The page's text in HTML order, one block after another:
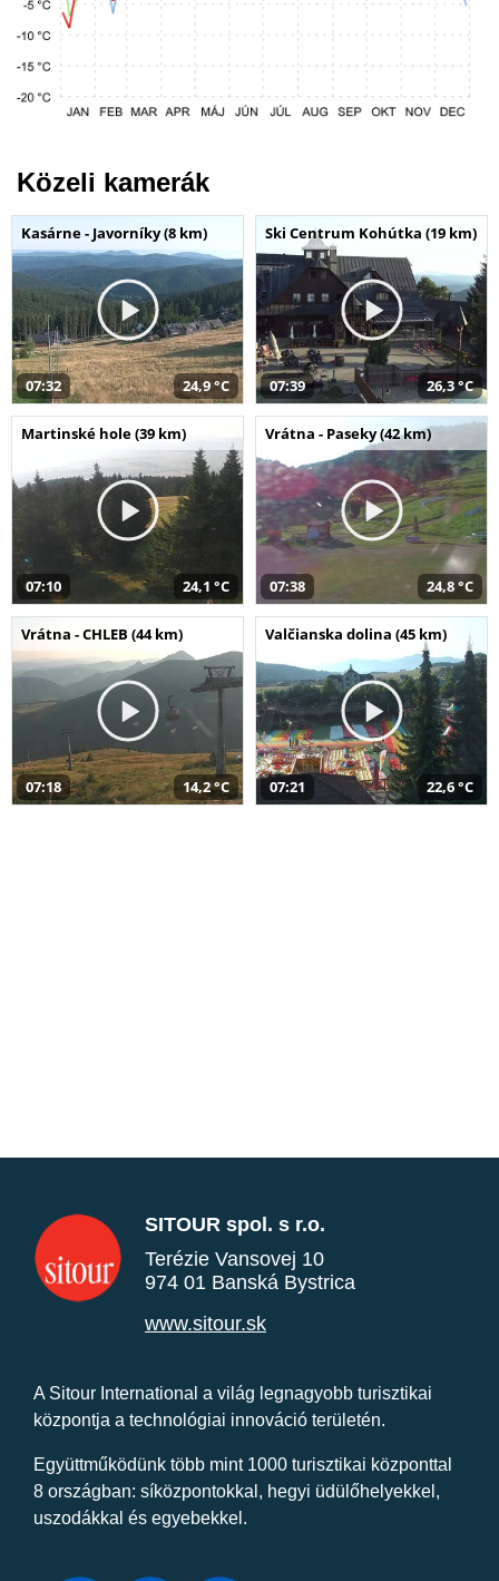
Közeli kamerák
Kasárne - Javorníky (8 km)
07:32 24,9 °C
Ski Centrum Kohútka (19 km)
07:39 26,3 °C
Martinské hole (39 km)
07:10 24,1 °C
Vrátna - Paseky (42 km)
07:38 24,8 °C
Vrátna - CHLEB (44 km)
07:18 14,2 °C
Valčianska dolina (45 km)
07:21 22,6 °C
SITOUR spol. s r.o.
Terézie Vansovej 10
974 01 Banská Bystrica
www.sitour.sk
A Sitour International a világ legnagyobb turisztikai
központja a technológiai innováció területén.
Együttműködünk több mint 1000 turisztikai központtal
8 országban: síközpontokkal, hegyi üdülőhelyekkel,
uszodákkal és egyebekkel.